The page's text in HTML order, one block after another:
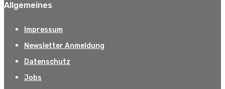
Allgemeines
Impressum
Newsletter Anmeldung
Datenschutz
Jobs